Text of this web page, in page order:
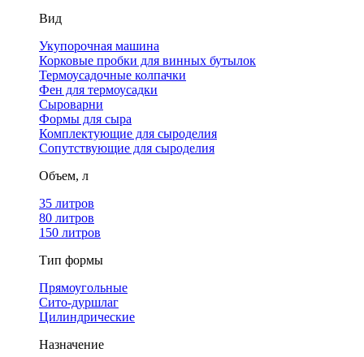
Вид
Укупорочная машина
Корковые пробки для винных бутылок
Термоусадочные колпачки
Фен для термоусадки
Сыроварни
Формы для сыра
Комплектующие для сыроделия
Сопутствующие для сыроделия
Объем, л
35 литров
80 литров
150 литров
Тип формы
Прямоугольные
Сито-дуршлаг
Цилиндрические
Назначение